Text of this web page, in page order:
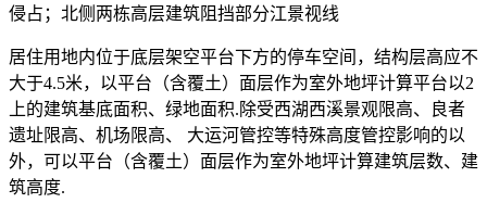
侵占；北侧两栋高层建筑阻挡部分江景视线
居住用地内位于底层架空平台下方的停车空间，结构层高应不
大于4.5米，以平台（含覆土）面层作为室外地坪计算平台以2
上的建筑基底面积、绿地面积.除受西湖西溪景观限高、良者
遗址限高、机场限高、 大运河管控等特殊高度管控影响的以
外，可以平台（含覆土）面层作为室外地坪计算建筑层数、建
筑高度.